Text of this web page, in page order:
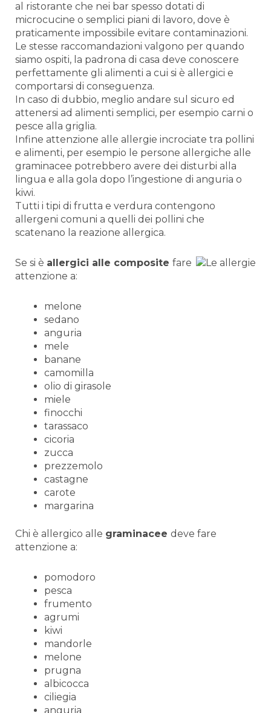
al ristorante che nei bar spesso dotati di
microcucine o semplici piani di lavoro, dove è
praticamente impossibile evitare contaminazioni.
Le stesse raccomandazioni valgono per quando
siamo ospiti, la padrona di casa deve conoscere
perfettamente gli alimenti a cui si è allergici e
comportarsi di conseguenza.
In caso di dubbio, meglio andare sul sicuro ed
attenersi ad alimenti semplici, per esempio carni o
pesce alla griglia.
Infine attenzione alle allergie incrociate tra pollini
e alimenti, per esempio le persone allergiche alle
graminacee potrebbero avere dei disturbi alla
lingua e alla gola dopo l’ingestione di anguria o
kiwi.
Tutti i tipi di frutta e verdura contengono
allergeni comuni a quelli dei pollini che
scatenano la reazione allergica.
Se si è allergici alle composite fare
attenzione a:
melone
sedano
anguria
mele
banane
camomilla
olio di girasole
miele
finocchi
tarassaco
cicoria
zucca
prezzemolo
castagne
carote
margarina
Chi è allergico alle graminacee deve fare
attenzione a:
pomodoro
pesca
frumento
agrumi
kiwi
mandorle
melone
prugna
albicocca
ciliegia
anguria